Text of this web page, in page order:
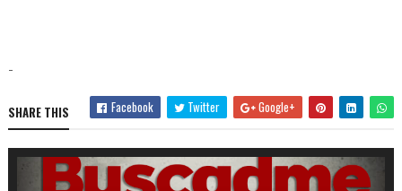
-
SHARE THIS Facebook Twitter Google+